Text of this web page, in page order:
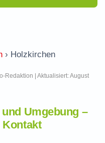
› Holzkirchen
Redaktion | Aktualisiert: August
Umgebung –
Kontakt